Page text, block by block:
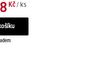
Kč / ks